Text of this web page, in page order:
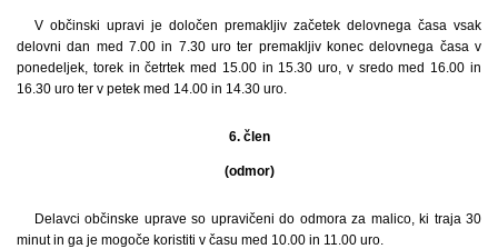
V občinski upravi je določen premakljiv začetek delovnega časa vsak
delovni dan med 7.00 in 7.30 uro ter premakljiv konec delovnega časa v
ponedeljek, torek in četrtek med 15.00 in 15.30 uro, v sredo med 16.00 in
16.30 uro ter v petek med 14.00 in 14.30 uro.
6. člen
(odmor)
Delavci občinske uprave so upravičeni do odmora za malico, ki traja 30
minut in ga je mogoče koristiti v času med 10.00 in 11.00 uro.